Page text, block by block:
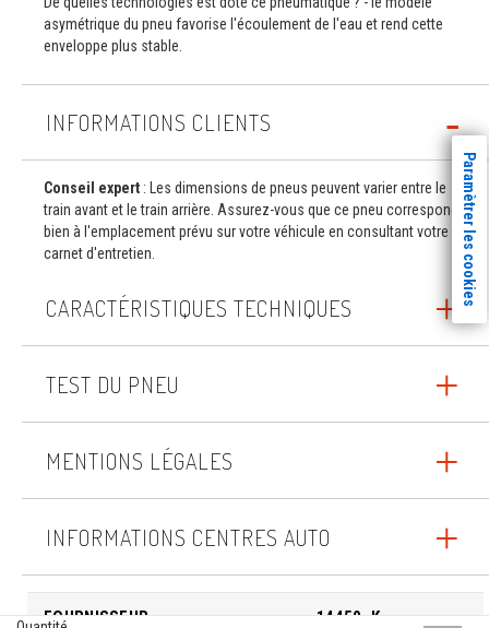
asymétrique du pneu favorise l'écoulement de l'eau et rend cette
enveloppe plus stable.
INFORMATIONS CLIENTS
Conseil expert : Les dimensions de pneus peuvent varier entre le
train avant et le train arrière. Assurez-vous que ce pneu correspond
bien à l'emplacement prévu sur votre véhicule en consultant votre
carnet d'entretien.
CARACTÉRISTIQUES TECHNIQUES
TEST DU PNEU
MENTIONS LÉGALES
INFORMATIONS CENTRES AUTO
FOURNISSEUR 14450_K
Paramètrer les cookies